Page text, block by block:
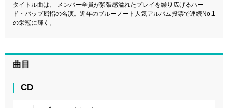
タイトル曲は、 メンバー全員が緊張感溢れたプレイを繰り広げるハー
ド・バップ屈指の名演。近年のブルーノート人気アルバム投票で連続No.1
の栄冠に輝く。
曲目
CD